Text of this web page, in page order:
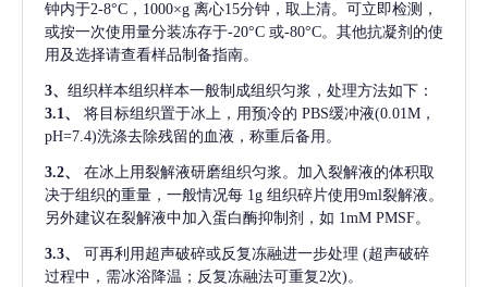
钟内于2-8°C，1000×g 离心15分钟，取上清。可立即检测，
或按一次使用量分装冻存于-20°C 或-80°C。其他抗凝剂的使
用及选择请查看样品制备指南。
3、 组织样本组织样本一般制成组织匀浆，处理方法如下：
3.1、
将目标组织置于冰上，用预冷的 PBS缓冲液(0.01M，
pH=7.4)洗涤去除残留的血液，称重后备用。
3.2、
在冰上用裂解液研磨组织匀浆。加入裂解液的体积取
决于组织的重量，一般情况每 1g 组织碎片使用9ml裂解液。
另外建议在裂解液中加入蛋白酶抑制剂，如 1mM PMSF。
3.3、 可再利用超声破碎或反复冻融进一步处理 (超声破碎
过程中，需冰浴降温；反复冻融法可重复2次)。